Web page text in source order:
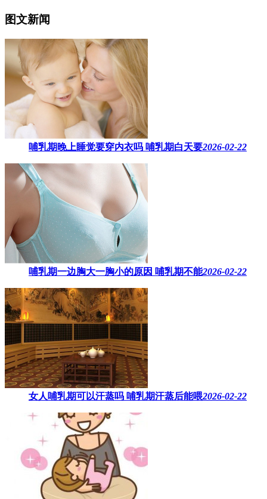
图文新闻
哺乳期晚上睡觉要穿内衣吗​ 哺乳期白天要2026-02-22
哺乳期一边胸大一胸小的原因​ 哺乳期不能2026-02-22
女人哺乳期可以汗蒸吗 ​哺乳期汗蒸后能喂2026-02-22